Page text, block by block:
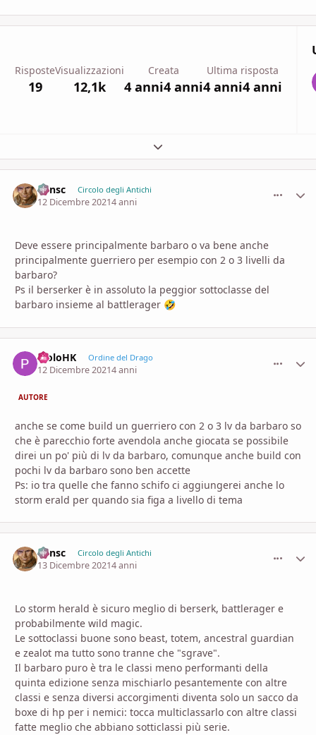
Risposte
19
Visualizzazioni
12,1k
Creata
4 anni4 anni
Ultima risposta
4 anni4 anni
Espandi panoramica del topic
Minsc Circolo degli Antichi
12 Dicembre 20214 anni
Deve essere principalmente barbaro o va bene anche
principalmente guerriero per esempio con 2 o 3 livelli da
barbaro?
Ps il berserker è in assoluto la peggior sottoclasse del
barbaro insieme al battlerager 🤣
PioloHK Ordine del Drago
12 Dicembre 20214 anni
AUTORE
anche se come build un guerriero con 2 o 3 lv da barbaro so
che è parecchio forte avendola anche giocata se possibile
direi un po' più di lv da barbaro, comunque anche build con
pochi lv da barbaro sono ben accette
Ps: io tra quelle che fanno schifo ci aggiungerei anche lo
storm erald per quando sia figa a livello di tema
Minsc Circolo degli Antichi
13 Dicembre 20214 anni
Lo storm herald è sicuro meglio di berserk, battlerager e
probabilmente wild magic.
Le sottoclassi buone sono beast, totem, ancestral guardian
e zealot ma tutto sono tranne che "sgrave".
Il barbaro puro è tra le classi meno performanti della
quinta edizione senza mischiarlo pesantemente con altre
classi e senza diversi accorgimenti diventa solo un sacco da
boxe di hp per i nemici: tocca multiclassarlo con altre classi
fatte meglio che abbiano sotticlassi più serie.